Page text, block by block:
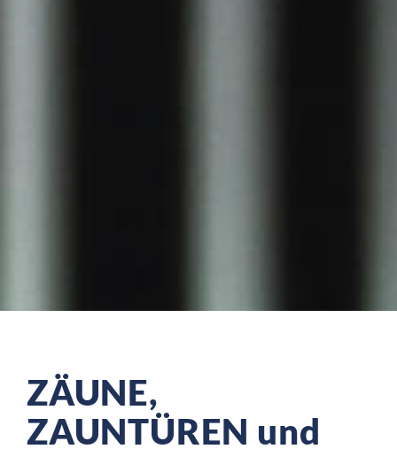
ZÄUNE,
ZAUNTÜREN und